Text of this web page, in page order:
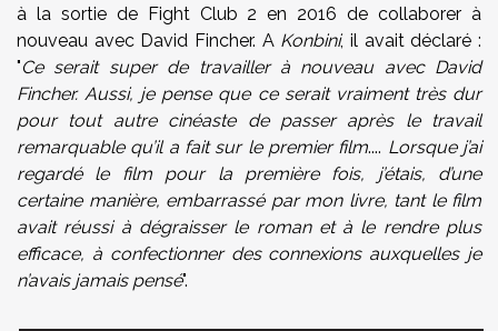
à la sortie de Fight Club 2 en 2016 de collaborer à
nouveau avec David Fincher. A Konbini, il avait déclaré :
"Ce serait super de travailler à nouveau avec David
Fincher. Aussi, je pense que ce serait vraiment très dur
pour tout autre cinéaste de passer après le travail
remarquable qu’il a fait sur le premier film.... Lorsque j’ai
regardé le film pour la première fois, j’étais, d’une
certaine manière, embarrassé par mon livre, tant le film
avait réussi à dégraisser le roman et à le rendre plus
efficace, à confectionner des connexions auxquelles je
n’avais jamais pensé".